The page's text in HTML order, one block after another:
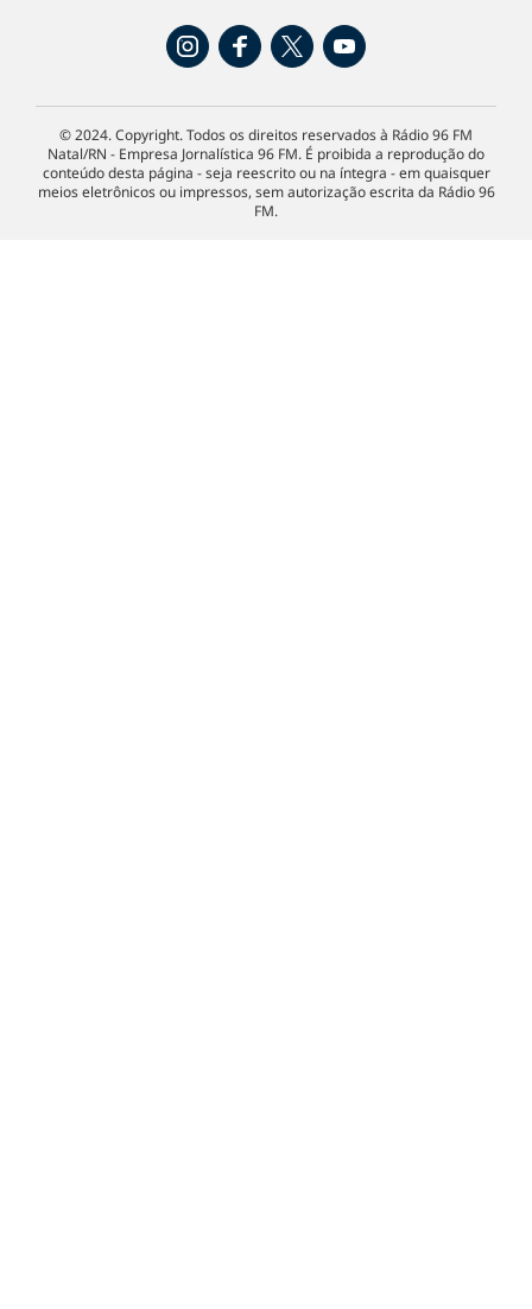
© 2024. Copyright. Todos os direitos reservados à Rádio 96 FM
Natal/RN - Empresa Jornalística 96 FM. É proibida a reprodução do
conteúdo desta página - seja reescrito ou na íntegra - em quaisquer
meios eletrônicos ou impressos, sem autorização escrita da Rádio 96
FM.